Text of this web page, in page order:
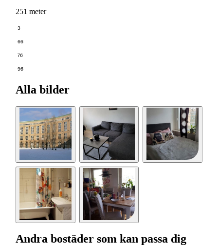
251 meter
3
66
76
96
Alla bilder
Andra bostäder som kan passa dig